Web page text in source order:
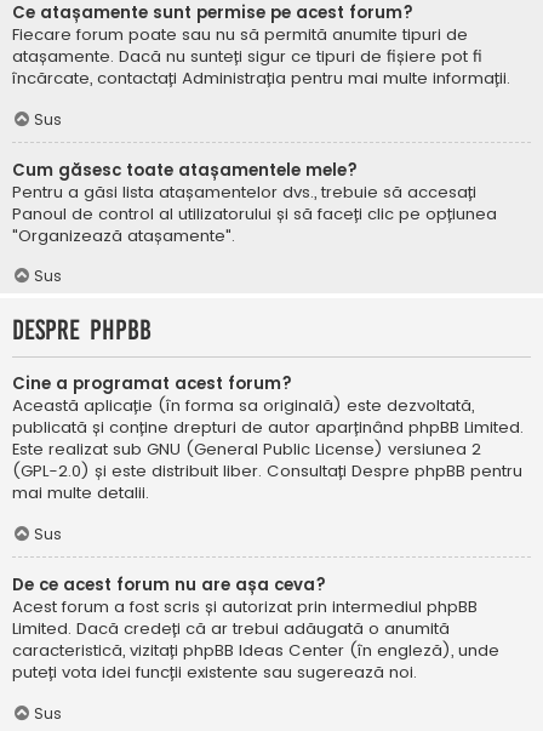
Ce atașamente sunt permise pe acest forum?
Fiecare forum poate sau nu să permită anumite tipuri de
atașamente. Dacă nu sunteți sigur ce tipuri de fișiere pot fi
încărcate, contactați Administrația pentru mai multe informații.
Sus
Cum găsesc toate atașamentele mele?
Pentru a găsi lista atașamentelor dvs., trebuie să accesați
Panoul de control al utilizatorului și să faceți clic pe opțiunea
"Organizează atașamente".
Sus
Despre phpBB
Cine a programat acest forum?
Această aplicație (în forma sa originală) este dezvoltată,
publicată și conține drepturi de autor aparținând phpBB Limited.
Este realizat sub GNU (General Public License) versiunea 2
(GPL-2.0) și este distribuit liber. Consultați Despre phpBB pentru
mai multe detalii.
Sus
De ce acest forum nu are așa ceva?
Acest forum a fost scris și autorizat prin intermediul phpBB
Limited. Dacă credeți că ar trebui adăugată o anumită
caracteristică, vizitați phpBB Ideas Center (în engleză), unde
puteți vota idei funcții existente sau sugerează noi.
Sus